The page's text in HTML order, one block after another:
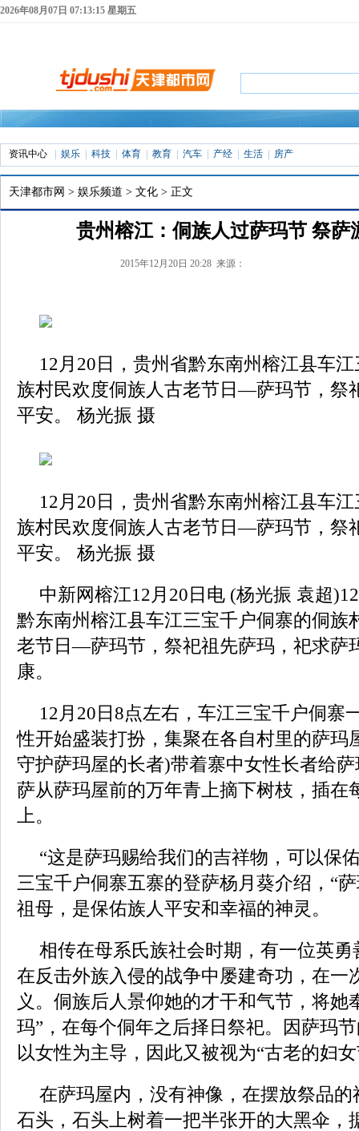
2026年08月07日 07:13:16 星期五
资讯中心 娱乐 科技 体育 教育 汽车 产经 生活 房产
天津都市网 > 娱乐频道 > 文化 > 正文
贵州榕江：侗族人过萨玛节 祭萨
2015年12月20日 20:28 来源：
12月20日，贵州省黔东南州榕江县车
族村民欢度侗族人古老节日—萨玛节，祭
平安。 杨光振 摄
12月20日，贵州省黔东南州榕江县车
族村民欢度侗族人古老节日—萨玛节，祭
平安。 杨光振 摄
中新网榕江12月20日电 (杨光振 袁超
黔东南州榕江县车江三宝千户侗寨的侗族
老节日—萨玛节，祭祀祖先萨玛，祀求萨
康。
12月20日8点左右，车江三宝千户侗寨
性开始盛装打扮，集聚在各自村里的萨玛
守护萨玛屋的长者)带着寨中女性长者给
萨从萨玛屋前的万年青上摘下树枝，插在
上。
“这是萨玛赐给我们的吉祥物，可以保
三宝千户侗寨五寨的登萨杨月葵介绍，“
祖母，是保佑族人平安和幸福的神灵。
相传在母系氏族社会时期，有一位英
在反击外族入侵的战争中屡建奇功，在一
义。侗族后人景仰她的才干和气节，将她
玛”，在每个侗年之后择日祭祀。因萨玛
以女性为主导，因此又被视为“古老的妇
在萨玛屋内，没有神像，在摆放祭品
石头，石头上树着一把半张开的大黑伞，